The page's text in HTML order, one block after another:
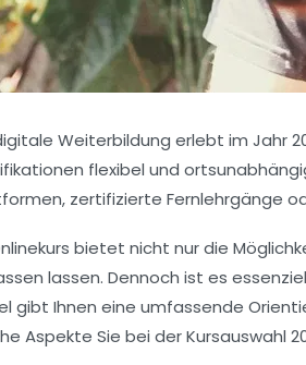
Weiterbildung erlebt im Jahr
flexibel und
zertifizierte Fernlehrgänge
bietet nicht nur die
lassen. Dennoch ist es
gibt Ihnen eine umfassende
Aspekte Sie bei der Kursauswahl